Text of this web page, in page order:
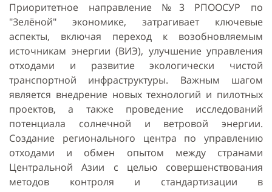
Приоритетное направление №3 РПООСУР по
"Зелёной" экономике, затрагивает ключевые
аспекты, включая переход к возобновляемым
источникам энергии (ВИЭ), улучшение управления
отходами и развитие экологически чистой
транспортной инфраструктуры. Важным шагом
является внедрение новых технологий и пилотных
проектов, а также проведение исследований
потенциала солнечной и ветровой энергии.
Создание регионального центра по управлению
отходами и обмен опытом между странами
Центральной Азии с целью совершенствования
методов контроля и стандартизации в